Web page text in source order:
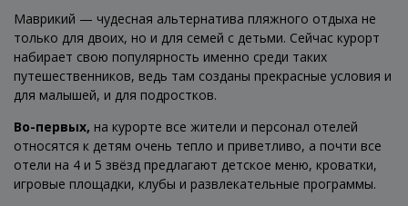
Маврикий — чудесная альтернатива пляжного отдыха не
только для двоих, но и для семей с детьми. Сейчас курорт
набирает свою популярность именно среди таких
путешественников, ведь там созданы прекрасные условия и
для малышей, и для подростков.
Во-первых, на курорте все жители и персонал отелей
относятся к детям очень тепло и приветливо, а почти все
отели на 4 и 5 звёзд предлагают детское меню, кроватки,
игровые площадки, клубы и развлекательные программы.